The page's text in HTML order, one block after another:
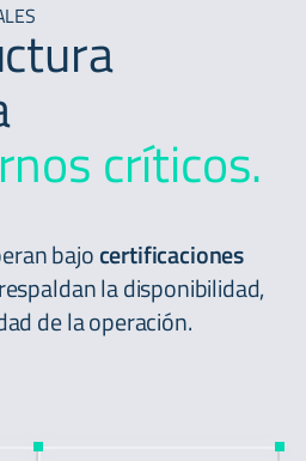
críticos.
bajocertificaciones
la disponibilidad,
de la operación.